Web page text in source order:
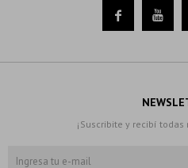
 
¡Suscribite y recibí